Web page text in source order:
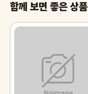
함께 보면 좋은 상품